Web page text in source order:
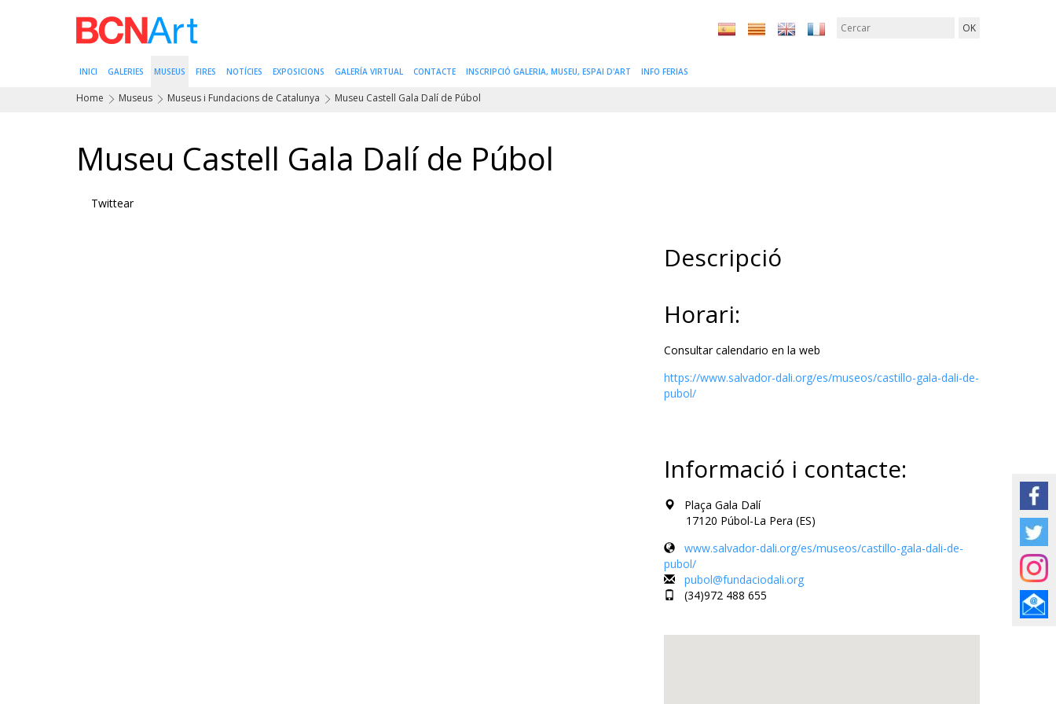
INICI GALERIES MUSEUS FIRES NOTÍCIES EXPOSICIONS GALERÍA VIRTUAL CONTACTE INSCRIPCIÓ GALERIA, MUSEU, ESPAI D'ART INFO FERIAS
Home Museus Museus i Fundacions de Catalunya Museu Castell Gala Dalí de Púbol
Museu Castell Gala Dalí de Púbol
Twittear
Descripció
Horari:
Consultar calendario en la web
https://www.salvador-dali.org/es/museos/castillo-gala-dali-de-
pubol/
Informació i contacte:
Plaça Gala Dalí
17120 Púbol-La Pera (ES)
www.salvador-dali.org/es/museos/castillo-gala-dali-de-
pubol/
pubol@fundaciodali.org
(34)972 488 655